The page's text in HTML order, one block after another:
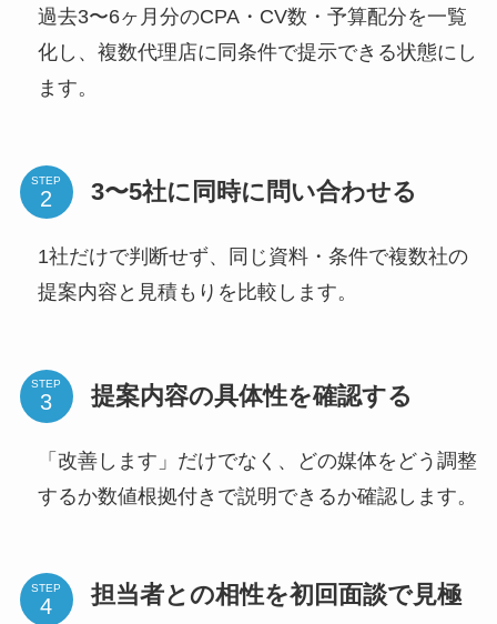
過去3〜6ヶ月分のCPA・CV数・予算配分を一覧
化し、複数代理店に同条件で提示できる状態にし
ます。
STEP 3〜5社に同時に問い合わせる
1社だけで判断せず、同じ資料・条件で複数社の
提案内容と見積もりを比較します。
STEP 提案内容の具体性を確認する
「改善します」だけでなく、どの媒体をどう調整
するか数値根拠付きで説明できるか確認します。
STEP
担当者との相性を初回面談で見極